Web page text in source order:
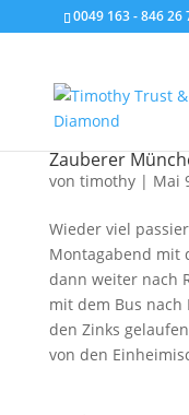
0049 163 - 846 26
Zauberer
von timothy| Mai
Wieder viel
Montagabend mit
dann weiter nach
mit dem Bus
den Zinks
von den